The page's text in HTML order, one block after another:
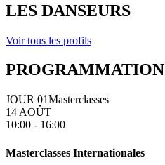
LES DANSEURS
Voir tous les profils
PROGRAMMATION
JOUR 01Masterclasses
14 AOÛT
10:00 - 16:00
Masterclasses Internationales